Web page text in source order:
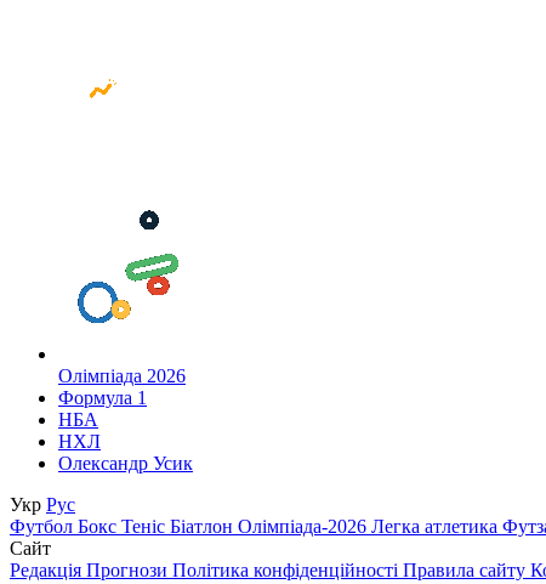
Олімпіада 2026
Формула 1
НБА
НХЛ
Олександр Усик
Укр Рус
Футбол Бокс Теніс Біатлон Олімпіада-2026 Легка атлетика
Сайт
Редакція Прогнози Політика конфіденційності Правила сайту